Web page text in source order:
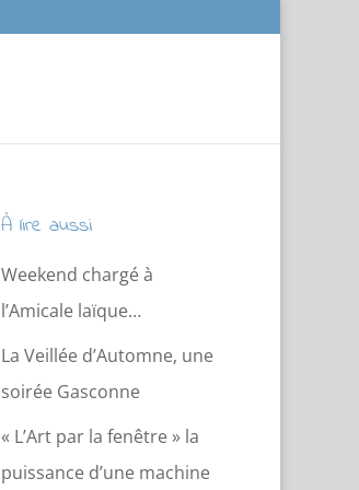
À lire aussi
Weekend chargé à
l’Amicale laïque…
La Veillée d’Automne, une
soirée Gasconne
« L’Art par la fenêtre » la
puissance d’une machine